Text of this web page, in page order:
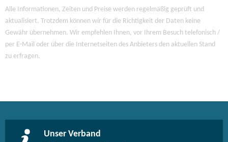
Alle Informationen, Zeiten und Preise werden regelmäßig geprüft und
aktualisiert. Trotzdem können wir für die Richtigkeit der Daten keine
Gewähr übernehmen. Wir empfehlen Ihnen, vor Ihrem Besuch telefonisch /
per E-Mail oder über die Internetseiten des Anbieters den aktuellen Stand
zu erfragen.
Unser Verband